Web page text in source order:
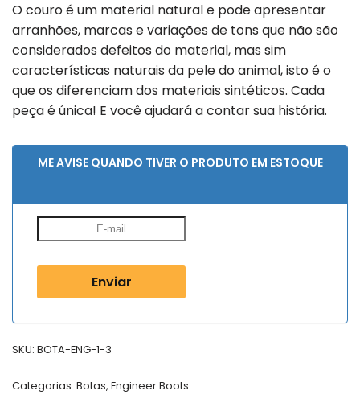
O couro é um material natural e pode apresentar
arranhões, marcas e variações de tons que não são
considerados defeitos do material, mas sim
características naturais da pele do animal, isto é o
que os diferenciam dos materiais sintéticos. Cada
peça é única! E você ajudará a contar sua história.
ME AVISE QUANDO TIVER O PRODUTO EM ESTOQUE
SKU: BOTA-ENG-1-3
Categorias: Botas, Engineer Boots